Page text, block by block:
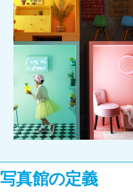
写真館の定義